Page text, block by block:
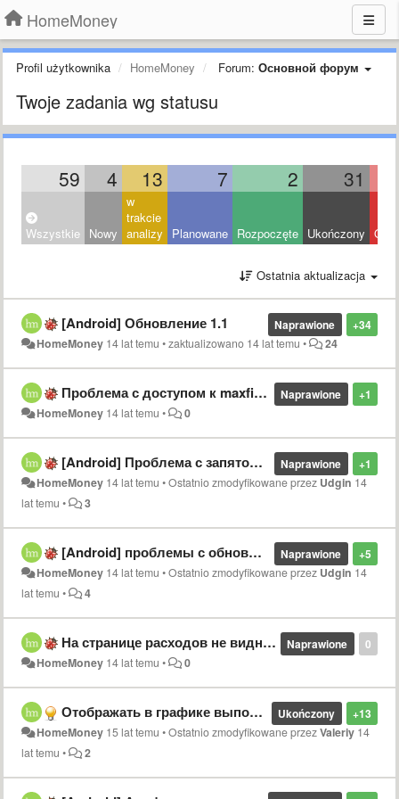
HomeMoney
Profil użytkownika HomeMoney Forum: Основной форум
Twoje zadania wg statusu
59 4 13 7 2 31
Wszystkie Nowy
w
trakcie
analizy
Planowane Rozpoczęte Ukończony
Ostatnia aktualizacja
+34
Naprawione
[Android] Обновление 1.1
HomeMoney 14 lat temu •zaktualizowano 14 lat temu • 24
+1
Naprawione
Проблема с доступом к maxfin.ru
HomeMoney 14 lat temu • 0
+1
Naprawione
[Android] Проблема с запятой например 1,25
HomeMoney 14 lat temu •Ostatnio zmodyfikowane przez Udgin 14
lat temu • 3
+5
Naprawione
[Android] проблемы с обновлением интерфейса
HomeMoney 14 lat temu •Ostatnio zmodyfikowane przez Udgin 14
lat temu • 4
0
Naprawione
На странице расходов не видно только что добавленных операций.
HomeMoney 14 lat temu • 0
+13
Ukończony
Отображать в графике выполнения бюджета "Остальные расходы"
HomeMoney 15 lat temu •Ostatnio zmodyfikowane przezValeriy 14
lat temu • 2